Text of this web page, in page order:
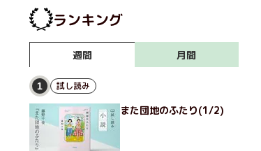
ランキング
週間 月間
1 試し読み
また団地のふたり(1/2)